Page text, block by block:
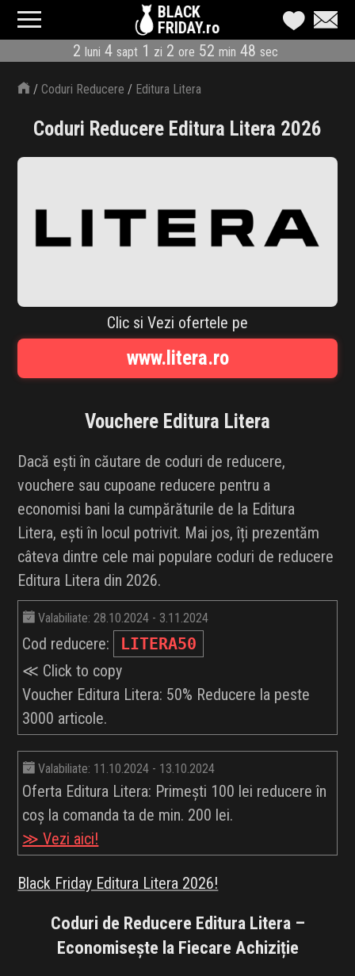
BLACK
FRIDAY.ro
2 luni 4 sapt 1 zi 2 ore 52 min 48 sec
CATEGORII
MAGAZINE
ÎNSCRIE MAGAZIN
REDUCERI
ABONARE NEWSLETTER
INFLUENCER SQUAD
BRANDURI
IDEI DE CADOURI
ȘTIRI
FAVORITE
/Coduri Reducere / Editura Litera
Coduri Reducere Editura Litera 2026
Clic si Vezi ofertele pe
www.litera.ro
Vouchere Editura Litera
Dacă ești în căutare de coduri de reducere,
vouchere sau cupoane reducere pentru a
economisi bani la cumpărăturile de la Editura
Litera, ești în locul potrivit. Mai jos, îți prezentăm
câteva dintre cele mai populare coduri de reducere
Editura Litera din 2026.
Valabiliate: 28.10.2024 - 3.11.2024
Cod reducere:
LITERA50
≪ Click to copy
Voucher Editura Litera: 50% Reducere la peste
3000 articole.
Valabiliate: 11.10.2024 - 13.10.2024
Oferta Editura Litera: Primești 100 lei reducere în
coș la comanda ta de min. 200 lei.
≫ Vezi aici!
Black Friday Editura Litera 2026!
Coduri de Reducere Editura Litera –
Economisește la Fiecare Achiziție